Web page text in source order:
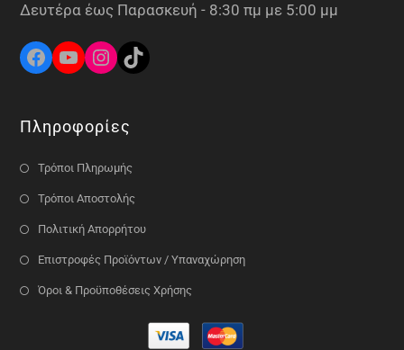
Δευτέρα έως Παρασκευή - 8:30 πμ με 5:00 μμ
Πληροφορίες
Τρόποι Πληρωμής
Τρόποι Αποστολής
Πολιτική Απορρήτου
Επιστροφές Προϊόντων / Υπαναχώρηση
Όροι & Προϋποθέσεις Χρήσης